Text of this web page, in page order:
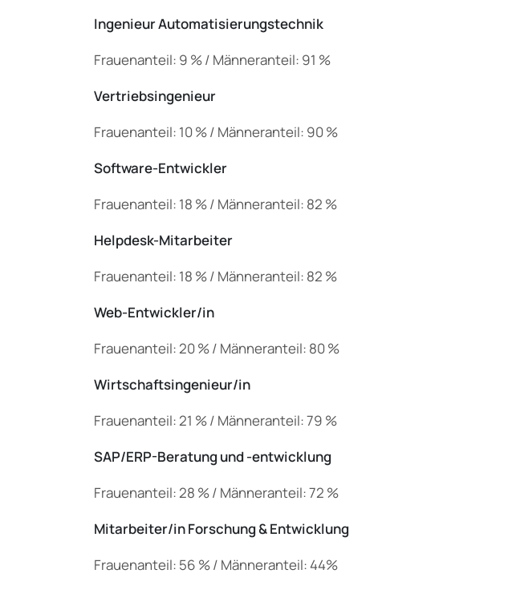
Ingenieur Automatisierungstechnik
Frauenanteil: 9 % / Männeranteil: 91 %
Vertriebsingenieur
Frauenanteil: 10 % / Männeranteil: 90 %
Software-Entwickler
Frauenanteil: 18 % / Männeranteil: 82 %
Helpdesk-Mitarbeiter
Frauenanteil: 18 % / Männeranteil: 82 %
Web-Entwickler/in
Frauenanteil: 20 % / Männeranteil: 80 %
Wirtschaftsingenieur/in
Frauenanteil: 21 % / Männeranteil: 79 %
SAP/ERP-Beratung und -entwicklung
Frauenanteil: 28 % / Männeranteil: 72 %
Mitarbeiter/in Forschung & Entwicklung
Frauenanteil: 56 % / Männeranteil: 44%